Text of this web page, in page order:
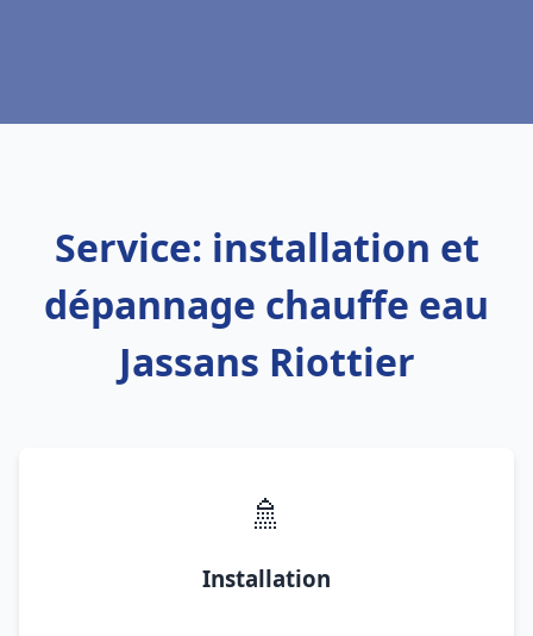
Service: installation et
dépannage chauffe eau
Jassans Riottier
🚿
Installation